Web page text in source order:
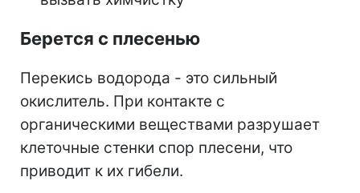
Берется с плесенью
Перекись водорода - это сильный
окислитель. При контакте с
органическими веществами разрушает
клеточные стенки спор плесени, что
приводит к их гибели.